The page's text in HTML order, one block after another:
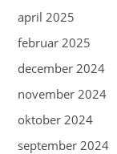
april 2025
februar 2025
december 2024
november 2024
oktober 2024
september 2024